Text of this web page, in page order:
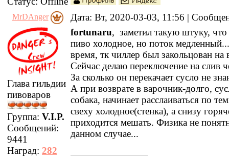
MrDAnger Дата: Вт, 2020-03-03, 11:56 |
Глава гильдии
пивоваров
Группа: V.I.P.
Сообщений:
9441
Наград: 282
fortunaru, заметил такую штуку,
пиво холодное, но поток
время, тк чиллер был закольцован на
Сейчас делаю переключение на слив
За сколько он перекачает сусло не
А при возврате в варочник-долго,
собака, начинает расслаиваться по
свеху холодное(стенка), а снизу
приходится мешать. Физика не
данном случае...